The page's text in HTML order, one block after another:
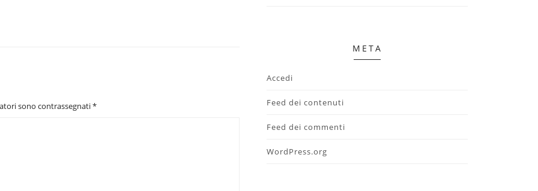
sono contrassegnati*
META
Accedi
Feed dei contenuti
Feed dei commenti
WordPress.org